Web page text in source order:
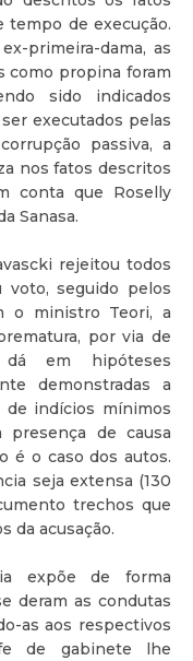
tempo de execução.
primeira-dama, as
como propina foram
sido indicados
executados pelas
passiva, a
nos fatos descritos
conta que Roselly
Sanasa.
rejeitou todos
voto, seguido pelos
o ministro Teori, a
por via de
em hipóteses
demonstradas a
de indícios mínimos
de causa
é o caso dos autos.
seja extensa (130
trechos que
da acusação.
expõe de forma
deram as condutas
as aos respectivos
de gabinete lhe